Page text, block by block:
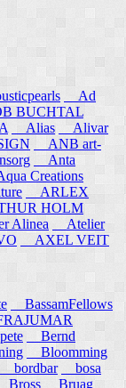
Ad
BUCHTAL
Alias
Alivar
ANB art-
Anta
Creations
ARLEX
HOLM
Alinea
Atelier
AXEL VEIT
BassamFellows
Bernd
Bloomming
bordbar
bosa
Bross Bruag